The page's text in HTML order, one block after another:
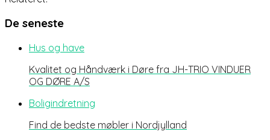
De seneste
Hus og have
Kvalitet og Håndværk i Døre fra JH-TRIO VINDUER
OG DØRE A/S
Boligindretning
Find de bedste møbler i Nordjylland